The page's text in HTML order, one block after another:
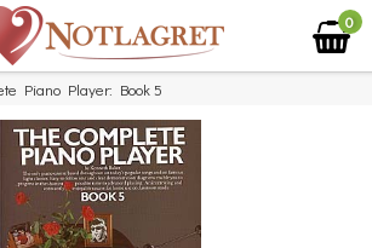
0
Piano Player: Book 5
Missa inte detta...